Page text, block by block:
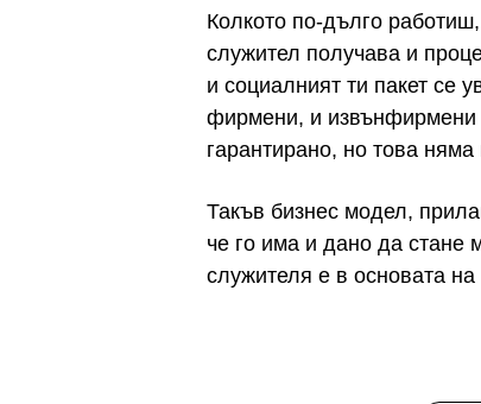
Колкото по-дълго
служител получава и
и социалният ти пакет се
фирмени, и извънфирмени
гарантирано, но това
Такъв бизнес модел,
че го има и дано да стане
служителя е в основата